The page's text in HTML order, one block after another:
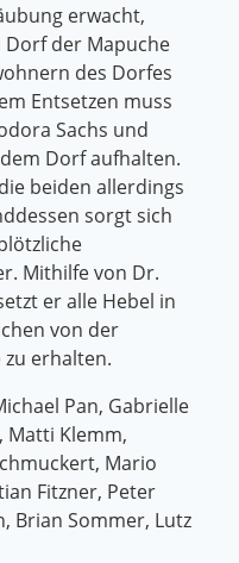
erwacht,
der Mapuche
des Dorfes
Entsetzen muss
Sachs und
Dorf aufhalten.
beiden allerdings
sorgt sich
Mithilfe von Dr.
er alle Hebel in
von der
erhalten.
Pan, Gabrielle
Matti Klemm,
Mario
Fitzner, Peter
Brian Sommer, Lutz